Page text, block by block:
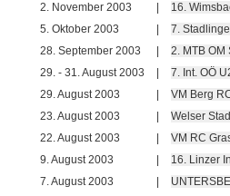
2. November 2003
16.
5. Oktober 2003
7.
28. September 2003
2. MTB OM
29. - 31. August 2003
7. Int. OÖ
29. August 2003
VM Berg
23. August 2003
Welser
22. August 2003
VM RC
9. August 2003
16. Linzer
7. August 2003